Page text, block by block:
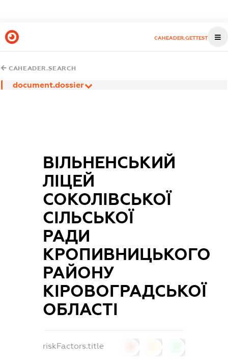
CAHEADER.GETTEST
CAHEADER.SEARCH
document.dossier
ВІЛЬНЕНСЬКИЙ
ЛІЦЕЙ
СОКОЛІВСЬКОЇ
СІЛЬСЬКОЇ
РАДИ
КРОПИВНИЦЬКОГО
РАЙОНУ
КІРОВОГРАДСЬКОЇ
ОБЛАСТІ
riskFactors.title